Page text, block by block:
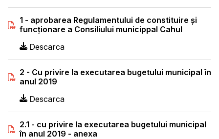
1 - aprobarea Regulamentului de constituire şi
funcţionare a Consiliului municippal Cahul
Descarca
2 - Cu privire la executarea bugetului municipal în
anul 2019
Descarca
2.1 - cu privire la executarea bugetului municipal
în anul 2019 - anexa